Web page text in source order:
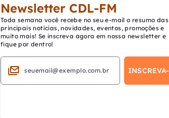
Newsletter CDL-FM
Toda semana você recebe no seu e-mail o resumo das
principais notícias, novidades, eventos, promoções e
muito mais! Se inscreva agora em nossa newsletter e
fique por dentro!